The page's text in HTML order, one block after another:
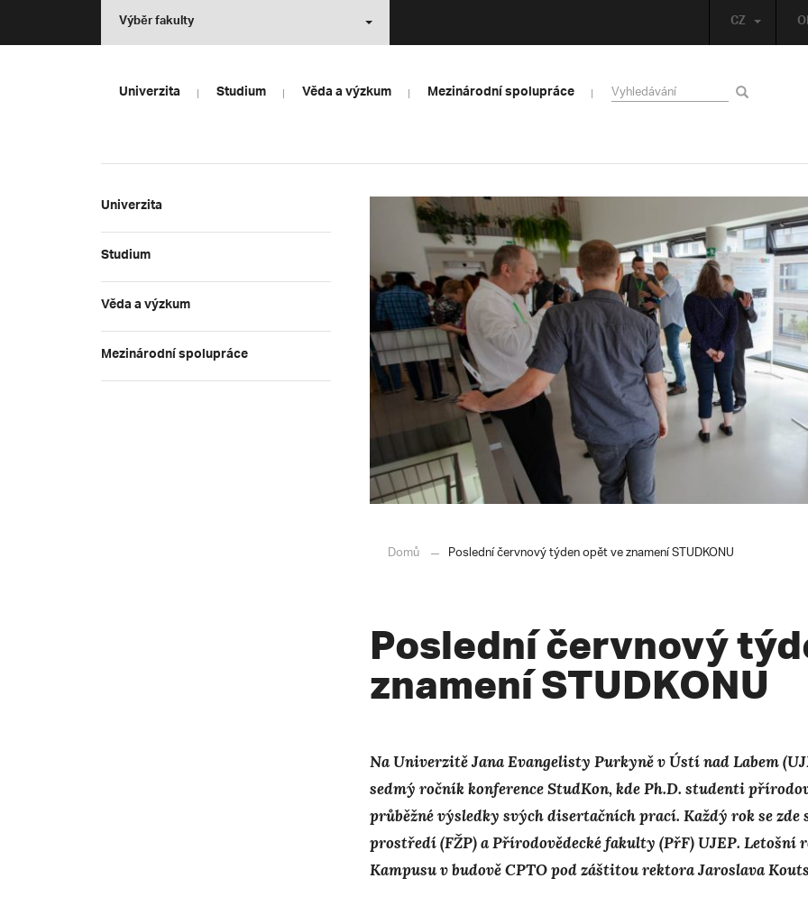
CZ
Výběr fakulty
Univerzita Studium Věda a výzkum Mezinárodní spolupráce
Univerzita
Studium
Věda a výzkum
Mezinárodní spolupráce
Domů Poslední červnový týden opět ve znamení STUDKONU
Poslední červnový
znamení STUDKONU
Na Univerzitě Jana Evangelisty Purkyně v Ústí nad Labem
sedmý ročník konference StudKon, kde Ph.D. studenti
průběžné výsledky svých disertačních prací. Každý rok se
prostředí (FŽP) a Přírodovědecké fakulty (PřF) UJEP.
Kampusu v budově CPTO pod záštitou rektora Jaroslava